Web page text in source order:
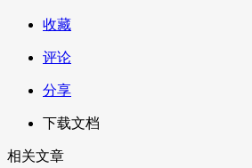
收藏
评论
分享
下载文档
相关文章